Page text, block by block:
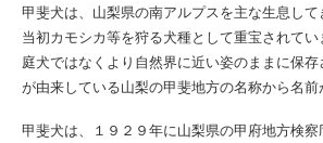
甲斐犬は、山梨県の南アルプスを主な生息して
当初カモシカ等を狩る犬種として重宝されて
庭犬ではなくより自然界に近い姿のままに保
が由来している山梨の甲斐地方の名称から名前
甲斐犬は、１９２９年に山梨県の甲府地方検